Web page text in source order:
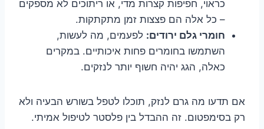
כראוי, חפיפות קצרות מדי, או ריתוכים לא מספקים
– כל אלה הם פצצות זמן מתקתקות.
חומרי גלם ירודים: לפעמים, מה לעשות,
השתמשו בחומרים פחות איכותיים. במקרים
כאלה, הגג יהיה חשוף יותר לנזקים.
אם תדעו מה גרם לנזק, תוכלו לטפל בשורש הבעיה ולא
רק בסימפטום. זה ההבדל בין פלסטר לטיפול אמיתי.